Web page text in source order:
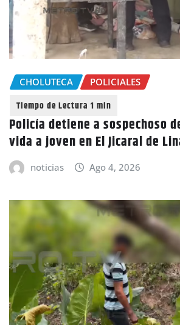
CHOLUTECA POLICIALES
Policía detiene a sospechoso
vida a joven en El Jicaral de
noticias Ago 4, 2026